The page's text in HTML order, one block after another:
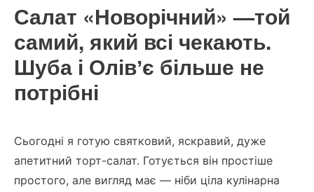
Салат «Новорічний» —той
самий, який всі чекають.
Шуба і Олівʼє більше не
потрібні
Сьогодні я готую святковий, яскравий, дуже
апетитний торт-салат. Готується він простіше
простого, але вигляд має — ніби ціла кулінарна